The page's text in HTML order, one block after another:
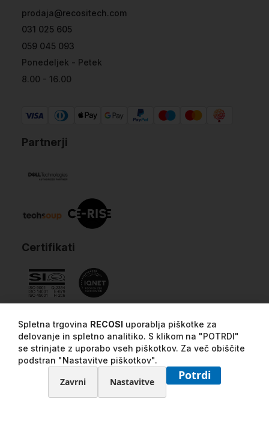
prodaja@recositech.com
031 025 605
059 045 093
Ponedeljek - Petek
8.00 - 16.00
Partnerji
Certifikati
Spletna trgovina RECOSI uporablja piškotke za
delovanje in spletno analitiko. S klikom na "POTRDI"
se strinjate z uporabo vseh piškotkov. Za več obiščite
podstran "Nastavitve piškotkov".
Zavrni Nastavitve Potrdi